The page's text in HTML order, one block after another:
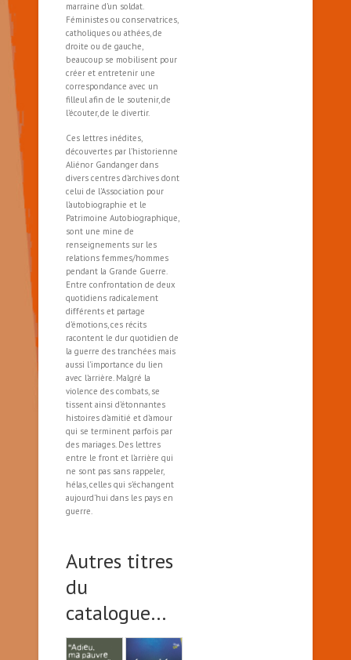
marraine d’un soldat.
Féministes ou conservatrices,
catholiques ou athées, de
droite ou de gauche,
beaucoup se mobilisent pour
créer et entretenir une
correspondance avec un
filleul afin de le soutenir, de
l’écouter, de le divertir.
Ces lettres inédites,
découvertes par l’historienne
Aliénor Gandanger dans
divers centres d’archives dont
celui de l’Association pour
l’autobiographie et le
Patrimoine Autobiographique,
sont une mine de
renseignements sur les
relations femmes/hommes
pendant la Grande Guerre.
Entre confrontation de deux
quotidiens radicalement
différents et partage
d’émotions, ces récits
racontent le dur quotidien de
la guerre des tranchées mais
aussi l’importance du lien
avec l’arrière. Malgré la
violence des combats, se
tissent ainsi d’étonnantes
histoires d’amitié et d’amour
qui se terminent parfois par
des mariages. Des lettres
entre le front et l’arrière qui
ne sont pas sans rappeler,
hélas, celles qui s’échangent
aujourd’hui dans les pays en
guerre.
Autres titres
du
catalogue…